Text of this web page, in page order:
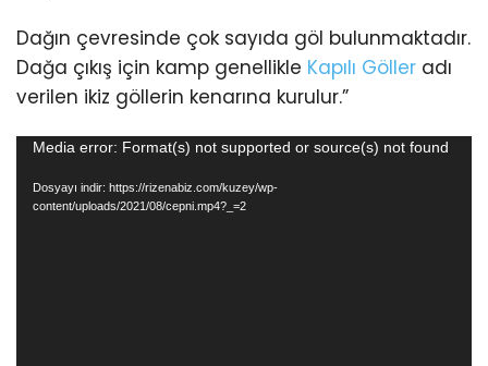
Dağın çevresinde çok sayıda göl bulunmaktadır.
Dağa çıkış için kamp genellikle Kapılı Göller adı
verilen ikiz göllerin kenarına kurulur.”
Video
oynatıcı
Media error: Format(s) not supported or source(s) not found
Dosyayı indir: https://rizenabiz.com/kuzey/wp-
content/uploads/2021/08/cepni.mp4?_=2